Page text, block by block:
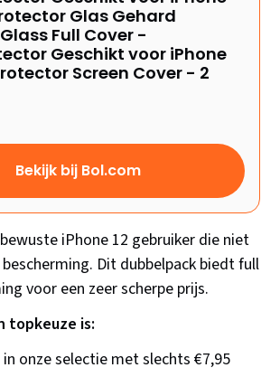
Glas Gehard
Full Cover -
Geschikt voor iPhone
Screen Cover - 2
Bekijk bij Bol.com
iPhone 12 gebruiker die niet
Dit dubbelpack biedt full
voor een zeer scherpe prijs.
topkeuze is:
onze selectie met slechts €7,95